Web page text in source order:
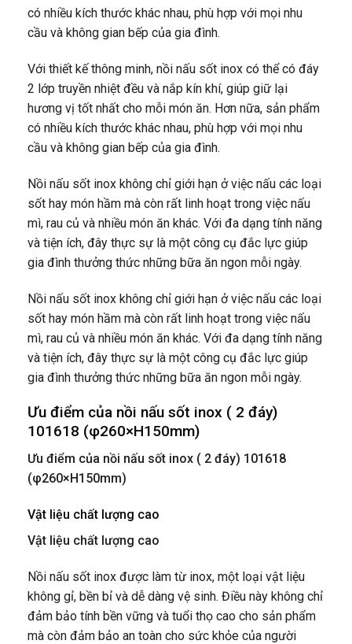
có nhiều kích thước khác nhau, phù hợp với mọi nhu
cầu và không gian bếp của gia đình.
Với thiết kế thông minh, nồi nấu sốt inox có thể có đáy
2 lớp truyền nhiệt đều và nắp kín khí, giúp giữ lại
hương vị tốt nhất cho mỗi món ăn. Hơn nữa, sản phẩm
có nhiều kích thước khác nhau, phù hợp với mọi nhu
cầu và không gian bếp của gia đình.
Nồi nấu sốt inox không chỉ giới hạn ở việc nấu các loại
sốt hay món hầm mà còn rất linh hoạt trong việc nấu
mì, rau củ và nhiều món ăn khác. Với đa dạng tính năng
và tiện ích, đây thực sự là một công cụ đắc lực giúp
gia đình thưởng thức những bữa ăn ngon mỗi ngày.
Nồi nấu sốt inox không chỉ giới hạn ở việc nấu các loại
sốt hay món hầm mà còn rất linh hoạt trong việc nấu
mì, rau củ và nhiều món ăn khác. Với đa dạng tính năng
và tiện ích, đây thực sự là một công cụ đắc lực giúp
gia đình thưởng thức những bữa ăn ngon mỗi ngày.
Ưu điểm của nồi nấu sốt inox ( 2 đáy)
101618 (φ260×H150mm)
Ưu điểm của nồi nấu sốt inox ( 2 đáy) 101618
(φ260×H150mm)
Vật liệu chất lượng cao
Vật liệu chất lượng cao
Nồi nấu sốt inox được làm từ inox, một loại vật liệu
không gỉ, bền bỉ và dễ dàng vệ sinh. Điều này không chỉ
đảm bảo tính bền vững và tuổi thọ cao cho sản phẩm
mà còn đảm bảo an toàn cho sức khỏe của người